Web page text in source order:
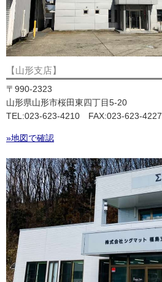
【山形支店】
〒990-2323
山形県山形市桜田東四丁目5-20
TEL:023-623-4210 FAX:023-623-4227
»地図で確認